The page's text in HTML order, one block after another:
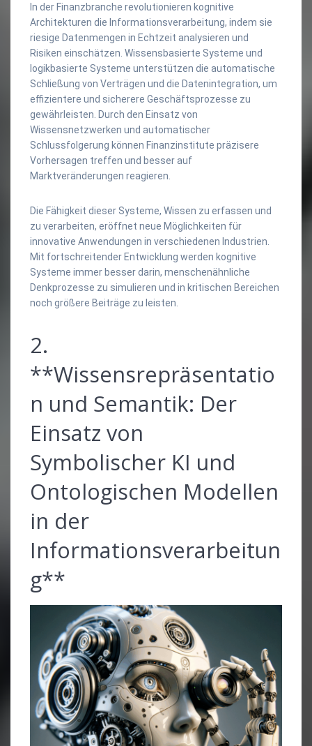
In der Finanzbranche revolutionieren kognitive
Architekturen die Informationsverarbeitung, indem sie
riesige Datenmengen in Echtzeit analysieren und
Risiken einschätzen. Wissensbasierte Systeme und
logikbasierte Systeme unterstützen die automatische
Schließung von Verträgen und die Datenintegration, um
effizientere und sicherere Geschäftsprozesse zu
gewährleisten. Durch den Einsatz von
Wissensnetzwerken und automatischer
Schlussfolgerung können Finanzinstitute präzisere
Vorhersagen treffen und besser auf
Marktveränderungen reagieren.
Die Fähigkeit dieser Systeme, Wissen zu erfassen und
zu verarbeiten, eröffnet neue Möglichkeiten für
innovative Anwendungen in verschiedenen Industrien.
Mit fortschreitender Entwicklung werden kognitive
Systeme immer besser darin, menschenähnliche
Denkprozesse zu simulieren und in kritischen Bereichen
noch größere Beiträge zu leisten.
2.
**Wissensrepräsentatio
n und Semantik: Der
Einsatz von
Symbolischer KI und
Ontologischen Modellen
in der
Informationsverarbeitun
g**